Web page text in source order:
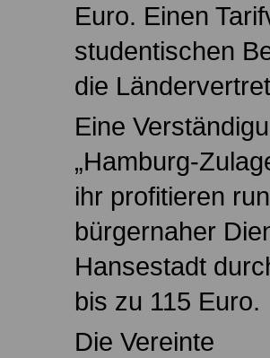
Euro. Einen
studentischen
die
Eine
„Hamburg-
ihr profitieren
bürgernaher
Hansestadt
bis zu 115 Euro.
Die Vereinte